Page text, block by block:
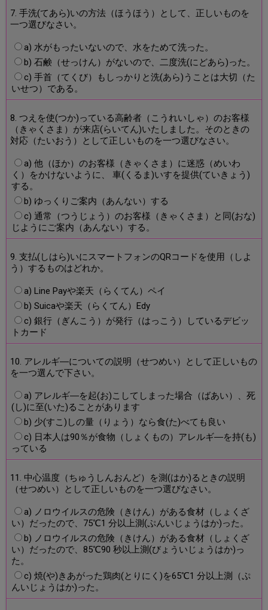
7. 手洗(てあら)いの方法（ほうほう）として、正しいものを
一つ選びなさい。
a) 水がもったいないので、水をためて洗った。
b) 石鹸（せっけん）がないので、二度洗(にどあら)った。
c) 手首（てくび）もしっかりと洗(あら)うことは大切（た
いせつ）である。
8. つえを使(つか)っている高齢者（こうれいしゃ）のお客様
（きゃくさま）が来店(らいてん)いたしました。そのときの
対応（たいおう）として正しいものを一つ選びなさい。
a) 他（ほか）のお客様（きゃくさま）に迷惑（めいわ
く）をかけないように、 車(くるま)いすを提供(ていきょう)
する。
b) ゆっくりご案内（あんない）する
c) 通常（つうじょう）のお客様（きゃくさま）と同(おな)
じようにご案内（あんない）する。
9. 支払(しはら)いにスマートフォンのQRコードを使用（しよ
う）するものはどれか。
a) Line Payや楽天（らくてん）ペイ
b) Suicaや楽天（らくてん）Edy
c) 銀行（ぎんこう）が発行（はっこう）しているデビッ
トカード
10. アレルギ―についての説明（せつめい）として正しいもの
を一つ選んで下さい。
a) アレルギ―を起(お)こしてしまった場合（ばあい）、死
(し)に至(いた)ることがあります
b) 少(すこ)しの量（りょう）なら食(た)べても良い
c) 日本人は90％が食物（しょくもの）アレルギ―を持(も)
っている
11. 中心温度（ちゅうしんおんど）を測(はか)るときの説明
（せつめい）として正しいものを一つ選びなさい。
a) ノロウイルスの危険（きけん）がある食材（しょくざ
い）だったので、75℃1 分以上測(ぷんいじょうはか)った。
b) ノロウイルスの危険（きけん）がある食材（しょくざ
い）だったので、85℃90 秒以上測(びょういじょうはか)っ
た。
c) 焼(や)きあがった鶏肉(とりにく)を65℃1 分以上測（ぷ
んいじょうはか)った。